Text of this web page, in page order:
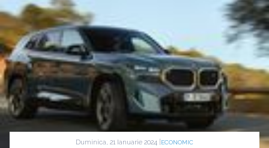
Duminica, 21 Ianuarie 2024 | ECONOMIC